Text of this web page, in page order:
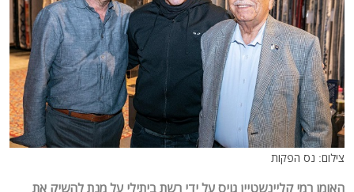
צילום: נס הפקות
האומן רמי קליינשטיין גויס על ידי רשת ביתילי על מנת להשיק את